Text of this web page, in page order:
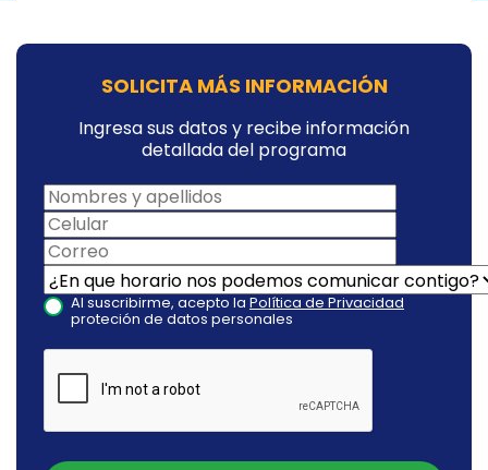
SOLICITA MÁS INFORMACIÓN
Ingresa sus datos y recibe información
detallada del programa
Al suscribirme, acepto la Política de Privacidad
proteción de datos personales